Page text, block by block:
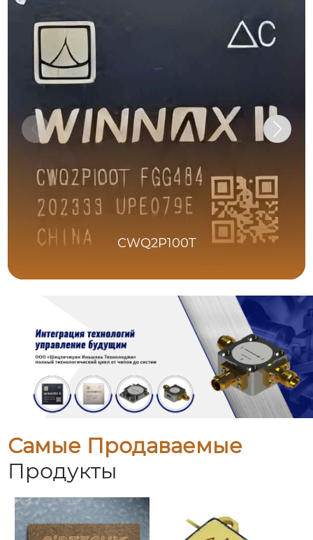
CWQ2P100T
Самые Продаваемые
Продукты